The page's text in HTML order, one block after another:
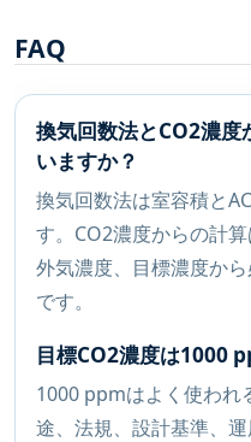
FAQ
換気回数法とCO2濃度
いますか？
換気回数法は室容積と
す。CO2濃度からの計算
外気濃度、目標濃度か
です。
目標CO2濃度は1000
1000 ppmはよく使われ
途、法規、設計基準、